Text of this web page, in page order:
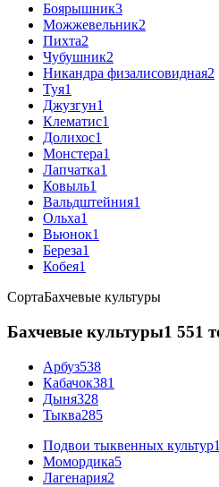
Боярышник3
Можжевельник2
Пихта2
Чубушник2
Никандра физалисовидная2
Туя1
Джузгун1
Клематис1
Долихос1
Монстера1
Лапчатка1
Ковыль1
Вальдштейния1
Ольха1
Вьюнок1
Береза1
Кобея1
СортаБахчевые культуры
Бахчевые культуры1 551
Арбуз538
Кабачок381
Дыня328
Тыква285
Подвои тыквенных культур
Момордика5
Лагенария2